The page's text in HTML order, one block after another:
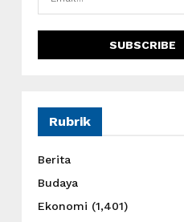
Rubrik
Berita
Budaya
Ekonomi (1,401)